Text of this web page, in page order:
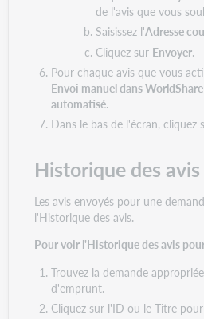
de l'avis que vous
Saisissez l'Adresse
Cliquez sur Envoyer.
Pour chaque avis que vous
Envoi manuel dans WorldShare
automatisé.
Dans le bas de l'écran, cliquez
Historique des avis
Les avis envoyés pour une
l'Historique des avis.
Pour voir l'Historique des avis
Trouvez la demande
d'emprunt.
Cliquez sur l'ID ou le Titre